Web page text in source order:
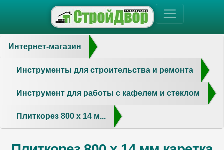
Интернет-магазин
Инструменты для строительства и ремонта
Инструмент для работы с кафелем и стеклом
Плиткорез 800 х 14 м...